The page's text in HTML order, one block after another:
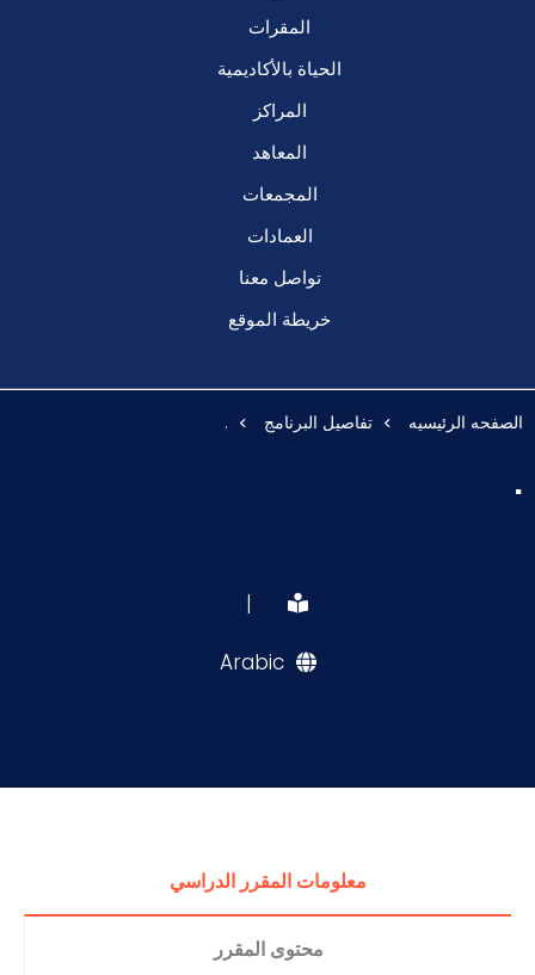
المقرات
الحياة بالأكاديمية
المراكز
المعاهد
المجمعات
العمادات
تواصل معنا
خريطة الموقع
الصفحه الرئيسيه تفاصيل البرنامج .
.
|
Arabic
معلومات المقرر الدراسي
محتوى المقرر